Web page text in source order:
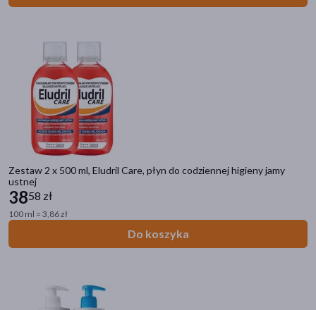
Zestaw 2 x 500 ml, Eludril Care, płyn do codziennej higieny jamy
ustnej
3858 zł
100 ml = 3,86 zł
Do koszyka